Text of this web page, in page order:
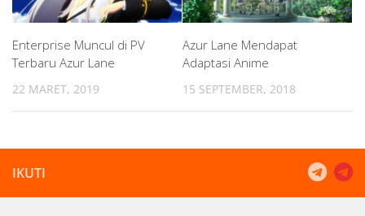
Enterprise Muncul di PV
Terbaru Azur Lane
22 MARET, 2019
Azur Lane Mendapat
Adaptasi Anime
15 SEPTEMBER, 2018
IKUTI